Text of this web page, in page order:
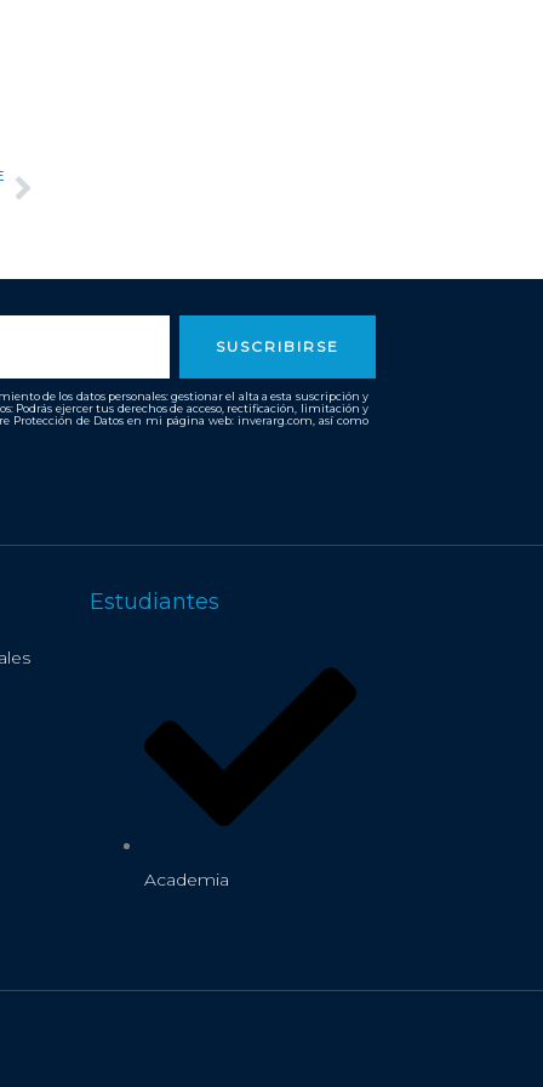
Siguiente
SUSCRIBIRSE
de los datos personales: gestionar el alta a esta suscripción y
Podrás ejercer tus derechos de acceso, rectificación, limitación y
de Datos en mi página web: inverarg.com, así como
Estudiantes
Academia